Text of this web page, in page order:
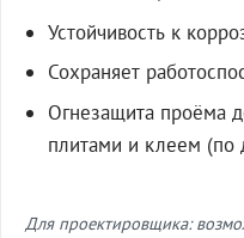
Устойчивость к
Сохраняет
Огнезащита проёма
плитами и клеем (по
Для проектировщика: